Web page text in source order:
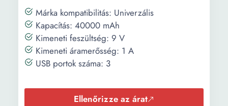
Márka kompatibilitás: Univerzális
Kapacítás: 40000 mAh
Kimeneti feszültség: 9 V
Kimeneti áramerősség: 1 A
USB portok száma: 3
Ellenőrizze az árat